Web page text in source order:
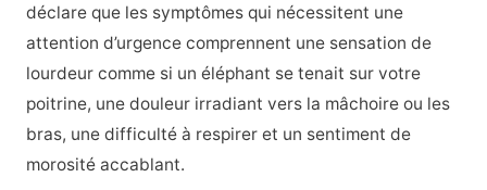
déclare que les symptômes qui nécessitent une
attention d’urgence comprennent une sensation de
lourdeur comme si un éléphant se tenait sur votre
poitrine, une douleur irradiant vers la mâchoire ou les
bras, une difficulté à respirer et un sentiment de
morosité accablant.